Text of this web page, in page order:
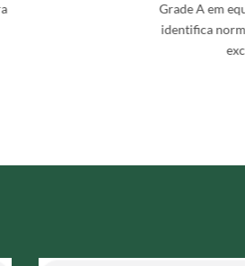
em equipamentos recondicionados
normalmente equipamentos com